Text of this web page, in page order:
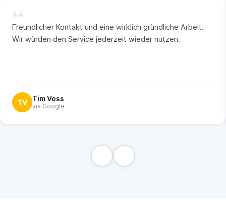
“
Freundlicher Kontakt und eine wirklich gründliche Arbeit.
Wir würden den Service jederzeit wieder nutzen.
TV Tim Voss
via Google